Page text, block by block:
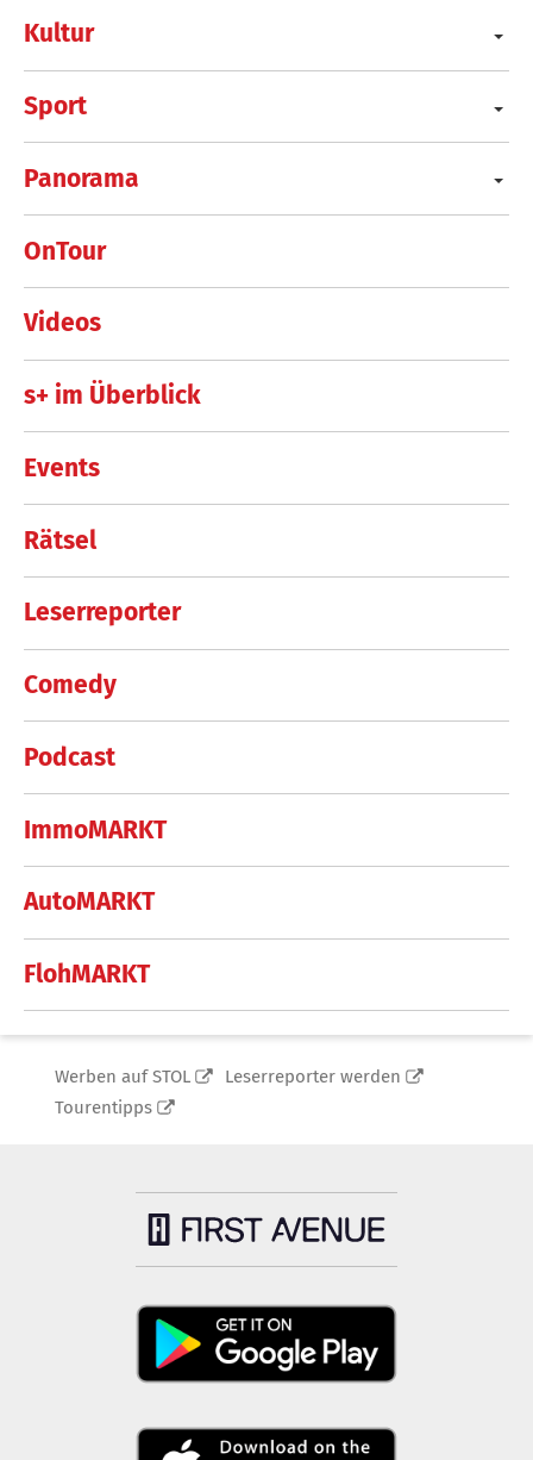
Kultur
Sport
Panorama
OnTour
Videos
s+ im Überblick
Events
Rätsel
Leserreporter
Comedy
Podcast
ImmoMARKT
AutoMARKT
FlohMARKT
Werben auf STOL
Leserreporter werden
Tourentipps